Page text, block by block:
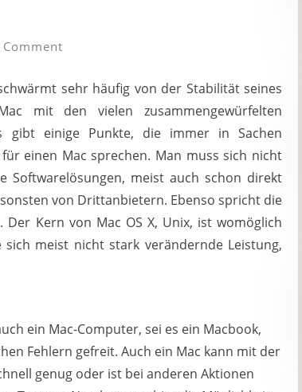
Comment
sehr häufig von der Stabilität seines
mit den vielen zusammengewürfelten
gibt einige Punkte, die immer in Sachen
einen Mac sprechen. Man muss sich nicht
Softwarelösungen, meist auch schon direkt
von Drittanbietern. Ebenso spricht die
Kern von Mac OS X, Unix, ist womöglich
meist nicht stark verändernde Leistung,
ein Mac-Computer, sei es ein Macbook,
Fehlern gefreit. Auch ein Mac kann mit der
genug oder ist bei anderen Aktionen